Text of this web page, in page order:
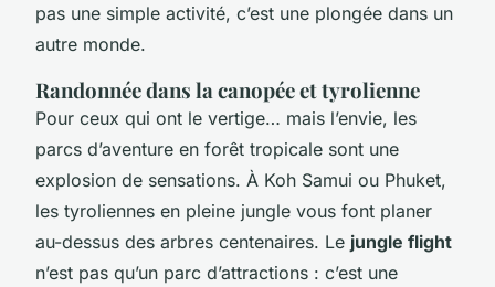
pas une simple activité, c’est une plongée dans un
autre monde.
Randonnée dans la canopée et tyrolienne
Pour ceux qui ont le vertige… mais l’envie, les
parcs d’aventure en forêt tropicale sont une
explosion de sensations. À Koh Samui ou Phuket,
les tyroliennes en pleine jungle vous font planer
au-dessus des arbres centenaires. Le jungle flight
n’est pas qu’un parc d’attractions : c’est une